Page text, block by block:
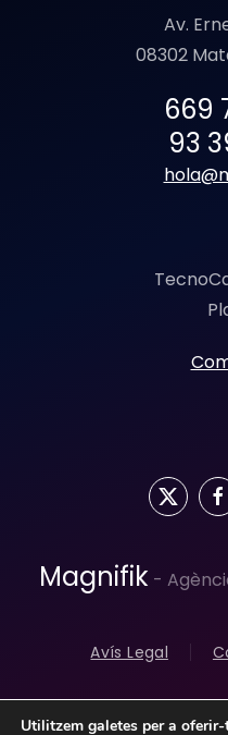
Av.
08302
669
93
Magnifik -
Avís Legal
Utilitzem galetes per a